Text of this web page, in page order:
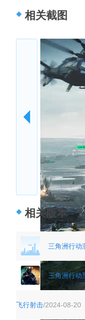
相关截图
相关版本
三角洲行动
三角洲行动
飞行射击/2024-08-20